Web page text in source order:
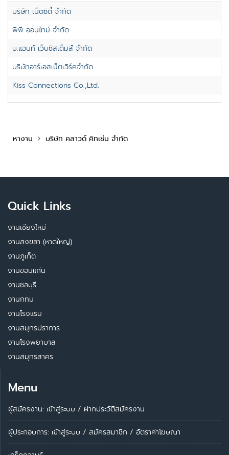
บริษัท เน็ตซิตี้ จำกัด
พีพี ออนไทม์ จำกัด
บ.แอนท์ เว็บซิสเต็มส์ จำกัด
บริษัทอาร์เอสเน็ตเวิร์คจำกัด
Kiss Connections Co.,Ltd.
หางาน บริษัท คลาวด์ คิทเช่น จำกัด
Quick Links
งานเชียงใหม่
งานสงขลา (หาดใหญ่)
งานภูเก็ต
งานขอนแก่น
งานชลบุรี
งานกทม
งานโรงแรม
งานสมุทรปราการ
งานโรงพยาบาล
งานสมุทรสาคร
Menu
ผู้สมัครงาน: เข้าสู่ระบบ / ฝากประวัติสมัครงาน
ผู้ประกอบการ: เข้าสู่ระบบ / สมัครสมาชิก / อัตราค่าโฆษณา